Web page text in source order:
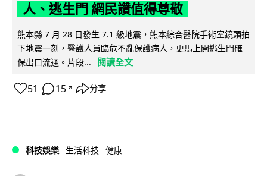
人、逃生門 網民讚值得尊敬
熊本縣 7 月 28 日發生 7.1 級地震，熊本綜合醫院手術室鏡頭拍
下地震一刻，醫護人員臨危不亂保護病人，更馬上開逃生門確
保出口流通。片段...
閱讀全文
51 15 ↗ 分享
科技娛樂 生活科技 健康